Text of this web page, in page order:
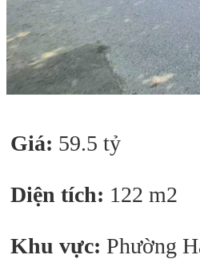
Giá: 59.5 tỷ
Diện tích: 122 m2
Khu vực: Phường